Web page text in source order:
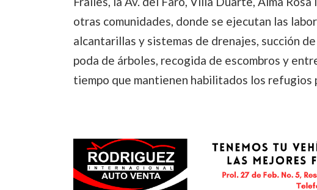
otras comunidades, donde se ejecutan las
alcantarillas y sistemas de drenajes, succión
poda de árboles, recogida de escombros y
tiempo que mantienen habilitados los refugios